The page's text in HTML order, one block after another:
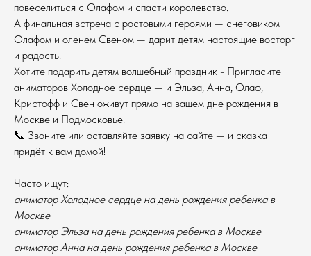
повеселиться с Олафом и спасти королевство.
А финальная встреча с ростовыми героями — снеговиком
Олафом и оленем Свеном — дарит детям настоящие восторг
и радость.
Хотите подарить детям волшебный праздник - Пригласите
аниматоров Холодное сердце — и Эльза, Анна, Олаф,
Кристофф и Свен оживут прямо на вашем дне рождения в
Москве и Подмосковье.
📞 Звоните или оставляйте заявку на сайте — и сказка
придёт к вам домой!
Часто ищут:
аниматор Холодное сердце на день рождения ребенка в
Москве
аниматор Эльза на день рождения ребенка в Москве
аниматор Анна на день рождения ребенка в Москве